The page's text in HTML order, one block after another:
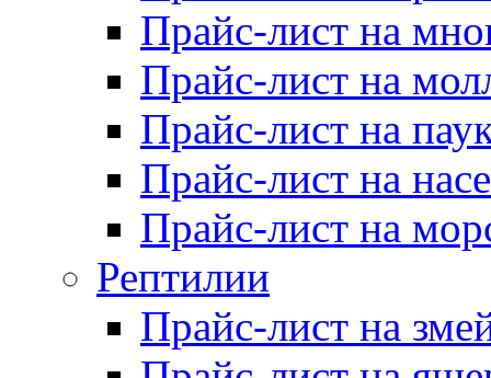
Прайс-лист на
Прайс-лист на
Прайс-лист на
Прайс-лист на
Прайс-лист на
Рептилии
Прайс-лист на